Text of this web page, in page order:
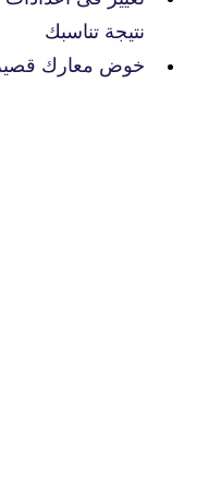
نتيجة تناسبك
خوض معارك